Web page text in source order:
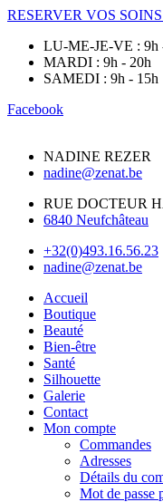
RESERVER VOS
LU-ME-JE-VE : 9h
MARDI : 9h - 20h
SAMEDI : 9h - 15h
Facebook
NADINE REZER
nadine@zenat.be
RUE DOCTEUR
6840 Neufchâteau
+32(0)493.16.56.23
nadine@zenat.be
Accueil
Boutique
Beauté
Bien-être
Santé
Silhouette
Galerie
Contact
Mon compte
Commandes
Adresses
Détails du
Mot de passe